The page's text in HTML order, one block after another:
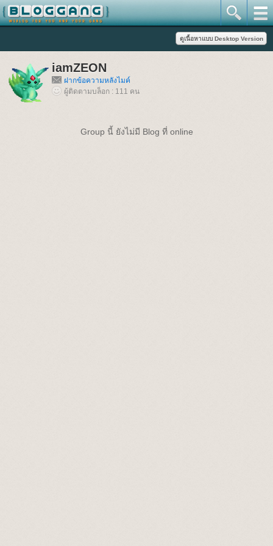
iamZEON
ฝากข้อความหลังไมค์
ผู้ติดตามบล็อก : 111 คน
Group นี้ ยังไม่มี Blog ที่ online